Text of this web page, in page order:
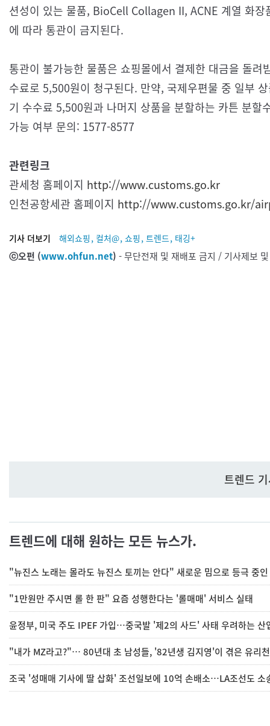
션성이 있는 물품, BioCell Collagen II, ACNE 계열 화
에 따라 통관이 금지된다.
통관이 불가능한 물품은 쇼핑몰에서 결제한 대금을 돌
수료로 5,500원이 청구된다. 만약, 국제우편물 중 일부
기 수수료 5,500원과 나머지 상품을 분할하는 카튼 분
가능 여부 문의: 1577-8577
관련링크
관세청 홈페이지 http://www.customs.go.kr
인천공항세관 홈페이지 http://www.customs.go.kr/
기사 더보기 해외쇼핑, 컬처@, 쇼핑, 트렌드, 태깅+
ⓒ오펀 (www.ohfun.net) - 무단전재 및 재배포 금지 / 기사제보
트렌드
트렌드에 대해 원하는 모든 뉴스가.
"뉴진스 노래는 몰라도 뉴진스 토끼는 안다" 새로운 밈으로 등극 중
"1만원만 주시면 롤 한 판" 요즘 성행한다는 '롤매매' 서비스 실태
윤정부, 미국 주도 IPEF 가입…중국발 '제2의 사드' 사태 우려하는 산
"내가 MZ라고?"… 80년대 초 남성들, '82년생 김지영'이 겪은 유리
조국 '성매매 기사에 딸 삽화' 조선일보에 10억 손배소…LA조선도 소